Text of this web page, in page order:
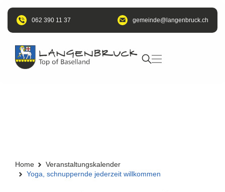
062 390 11 37 hc.kcurbnegnal
@edniemeg
Home
Veranstaltungskalender
Yoga, schnuppernde jederzeit willkommen